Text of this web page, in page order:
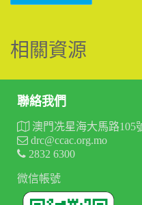
相關資源
聯絡我們
澳門冼星海大馬路105
drc@ccac.org.mo
2832 6300
微信帳號